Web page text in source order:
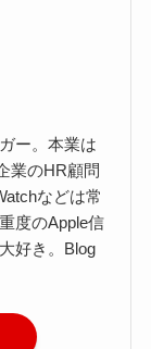
ー。本業は
業のHR顧問
などは常
度のApple信
好き。Blog